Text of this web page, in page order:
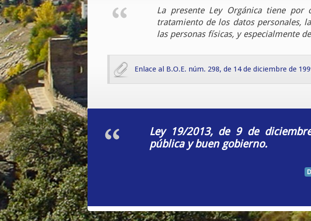
La presente Ley Orgánica tiene
tratamiento de los datos personales,
las personas físicas, y especialmente
Enlace al B.O.E. núm. 298, de 14 de diciembre de
Ley 19/2013, de 9 de
pública y buen gobierno.